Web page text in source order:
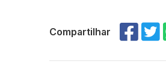
Compartilhar